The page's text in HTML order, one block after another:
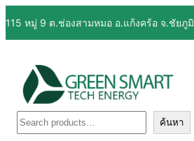
ไป
ยัง
115 หมู่ 9 ต.ช่องสามหมอ อ.แก้งคร้อ จ.ชัยภูมิ
ค้นหา ค้นหา